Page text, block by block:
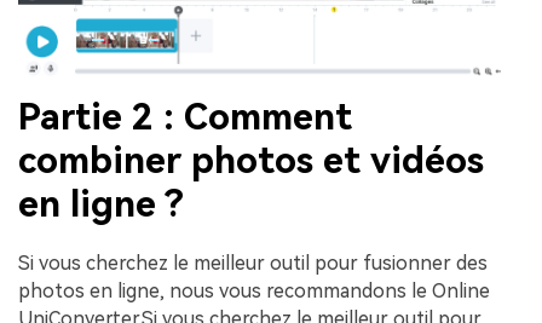
Partie 2 : Comment
combiner photos et vidéos
en ligne ?
Si vous cherchez le meilleur outil pour fusionner des
photos en ligne, nous vous recommandons le Online